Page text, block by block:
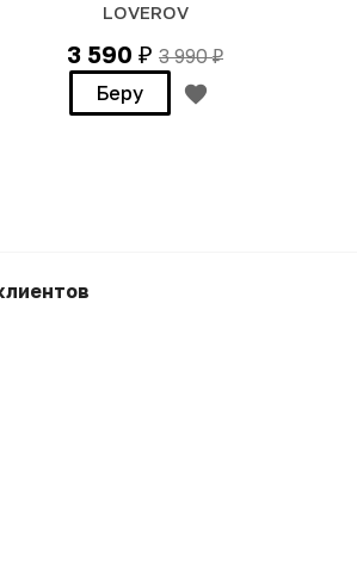
LOVEROV
3 590 ₽ 3 990₽
Беру